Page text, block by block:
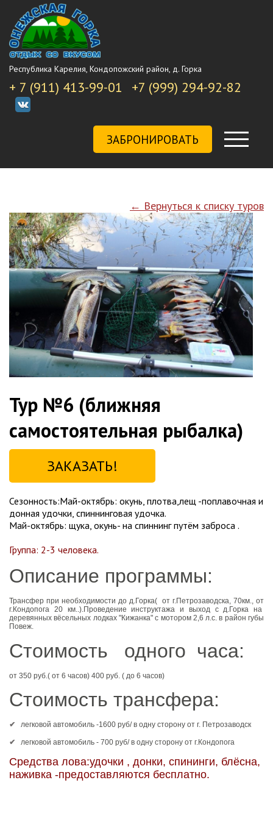
Республика Карелия, Кондопожский район, д. Горка
+ 7 (911) 413-99-01 +7 (999) 294-92-82
ЗАБРОНИРОВАТЬ
← Вернуться к списку туров
Тур №6 (ближняя
самостоятельная рыбалка)
ЗАКАЗАТЬ!
Сезонность:Май-октябрь: окунь, плотва,лещ -поплавочная и
донная удочки, спиннинговая удочка.
Май-октябрь: щука, окунь- на спиннинг путём заброса .
Группа: 2-3 человека.
Описание программы:
Трансфер при необходимости до д.Горка( от г.Петрозаводска, 70км., от
г.Кондопога 20 км. .).Проведение инструктажа и выход с д.Горка на
деревянных вёсельных лодках "Кижанка" с мотором 2,6 л.с. в район губы
Повеж.
Стоимость одного часа:
от 350 руб.( от 6 часов) 400 руб. ( до 6 часов)
Стоимость трансфера:
легковой автомобиль -1600 руб/ в одну сторону от г. Петрозаводск
легковой автомобиль - 700 руб/ в одну сторону от г.Кондопога
Средства лова:удочки , донки, спининги, блёсна,
наживка -предоставляются бесплатно.